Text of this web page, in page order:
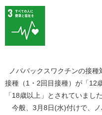
ノババックスワクチンの接種
接種（1・2回目接種）が「12
「18歳以上」とされていました
今般、3月8日(水)付けで、ノ